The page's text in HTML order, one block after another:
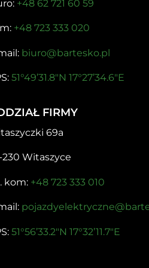
+48 62 721 60 59
+48 723 333 020
biuro@bartesko.pl
51°49’31.8″N 17°27’34.6″E
FIRMY
69a
230 Witaszyce
kom: +48 723 333 010
51°56’33.2″N 17°32’11.7″E